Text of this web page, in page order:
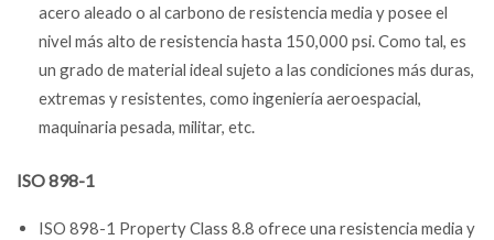
acero aleado o al carbono de resistencia media y posee el
nivel más alto de resistencia hasta 150,000 psi. Como tal, es
un grado de material ideal sujeto a las condiciones más duras,
extremas y resistentes, como ingeniería aeroespacial,
maquinaria pesada, militar, etc.
ISO 898-1
ISO 898-1 Property Class 8.8 ofrece una resistencia media y